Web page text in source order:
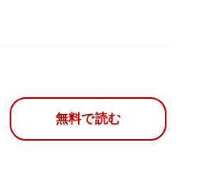
無料で読む